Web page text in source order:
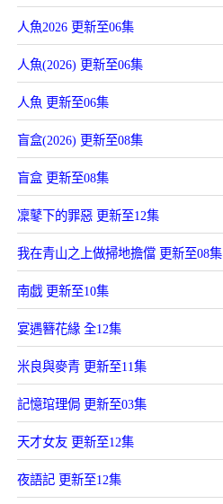
人魚2026 更新至06集
人魚(2026) 更新至06集
人魚 更新至06集
盲盒(2026) 更新至08集
盲盒 更新至08集
凜鼕下的罪惡 更新至12集
我在青山之上做掃地擔儅 更新至08集
南戯 更新至10集
宴遇簪花緣 全12集
米良與麥青 更新至11集
記憶琯理侷 更新至03集
天才女友 更新至12集
夜語記 更新至12集